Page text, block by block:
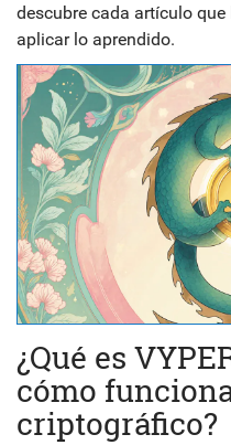
descubre cada artículo
aplicar lo aprendido.
¿Qué es
cómo
criptográfico?